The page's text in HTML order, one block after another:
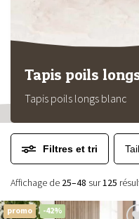
Tapis poils
Tapis poils longs blanc
Filtres et tri
Affichage de 25–48 sur125
promo -42%